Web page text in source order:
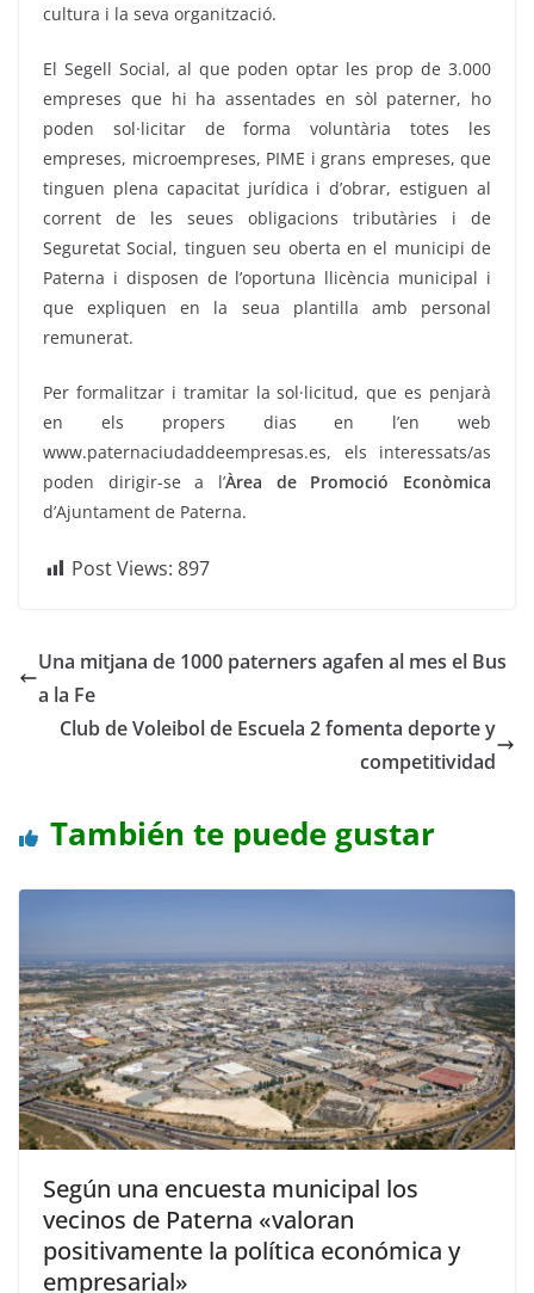
cultura i la seva organització.
El Segell Social, al que poden optar les prop de 3.000
empreses que hi ha assentades en sòl paterner, ho
poden sol·licitar de forma voluntària totes les
empreses, microempreses, PIME i grans empreses, que
tinguen plena capacitat jurídica i d’obrar, estiguen al
corrent de les seues obligacions tributàries i de
Seguretat Social, tinguen seu oberta en el municipi de
Paterna i disposen de l’oportuna llicència municipal i
que expliquen en la seua plantilla amb personal
remunerat.
Per formalitzar i tramitar la sol·licitud, que es penjarà
en els propers dias en l’en web
www.paternaciudaddeempresas.es, els interessats/as
poden dirigir-se a l’Àrea de Promoció Econòmica
d’Ajuntament de Paterna.
Post Views: 897
Una mitjana de 1000 paterners agafen al mes el Bus
a la Fe
Club de Voleibol de Escuela 2 fomenta deporte y
competitividad
También te puede gustar
Según una encuesta municipal los
vecinos de Paterna «valoran
positivamente la política económica y
empresarial»